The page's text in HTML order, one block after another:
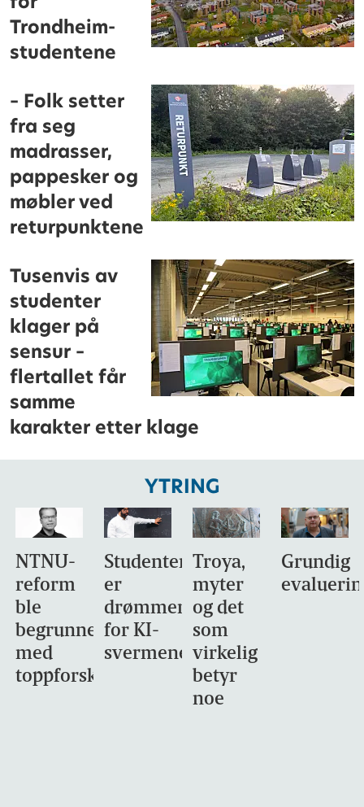
Trondheim-
studentene
– Folk setter
fra seg
madrasser,
pappesker og
møbler ved
returpunktene
Tusenvis av
studenter
klager på
sensur –
flertallet får
samme
karakter etter klage
YTRING
NTNU-
reform
ble
begrunnet
med
toppforskning
Studentene
er
drømmemålet
for KI-
svermene
Troya,
myter
og det
som
virkelig
betyr
noe
Grundig